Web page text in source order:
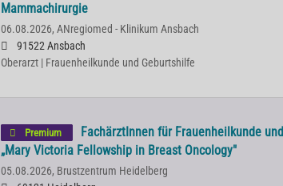
Mammachirurgie
06.08.2026, ANregiomed - Klinikum Ansbach
91522 Ansbach
Oberarzt | Frauenheilkunde und Geburtshilfe
Premium
FachärztInnen für Frauenheilkunde
„Mary Victoria Fellowship in Breast Oncology"
05.08.2026, Brustzentrum Heidelberg